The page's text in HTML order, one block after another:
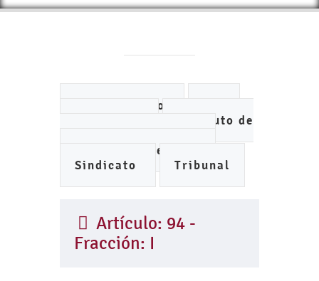
Ayuntamiento
Instituto de
Organismo de Agua
Sindicato
Tribunal
Artículo: 94 -
Fracción: I